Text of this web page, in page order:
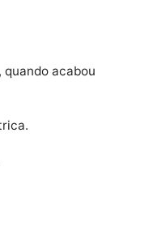
de Novembro,